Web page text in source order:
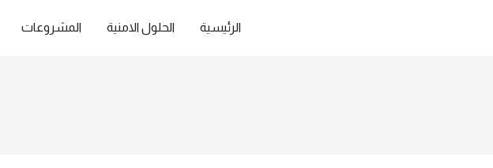
الرئيسية الحلول الامنية المشروعات